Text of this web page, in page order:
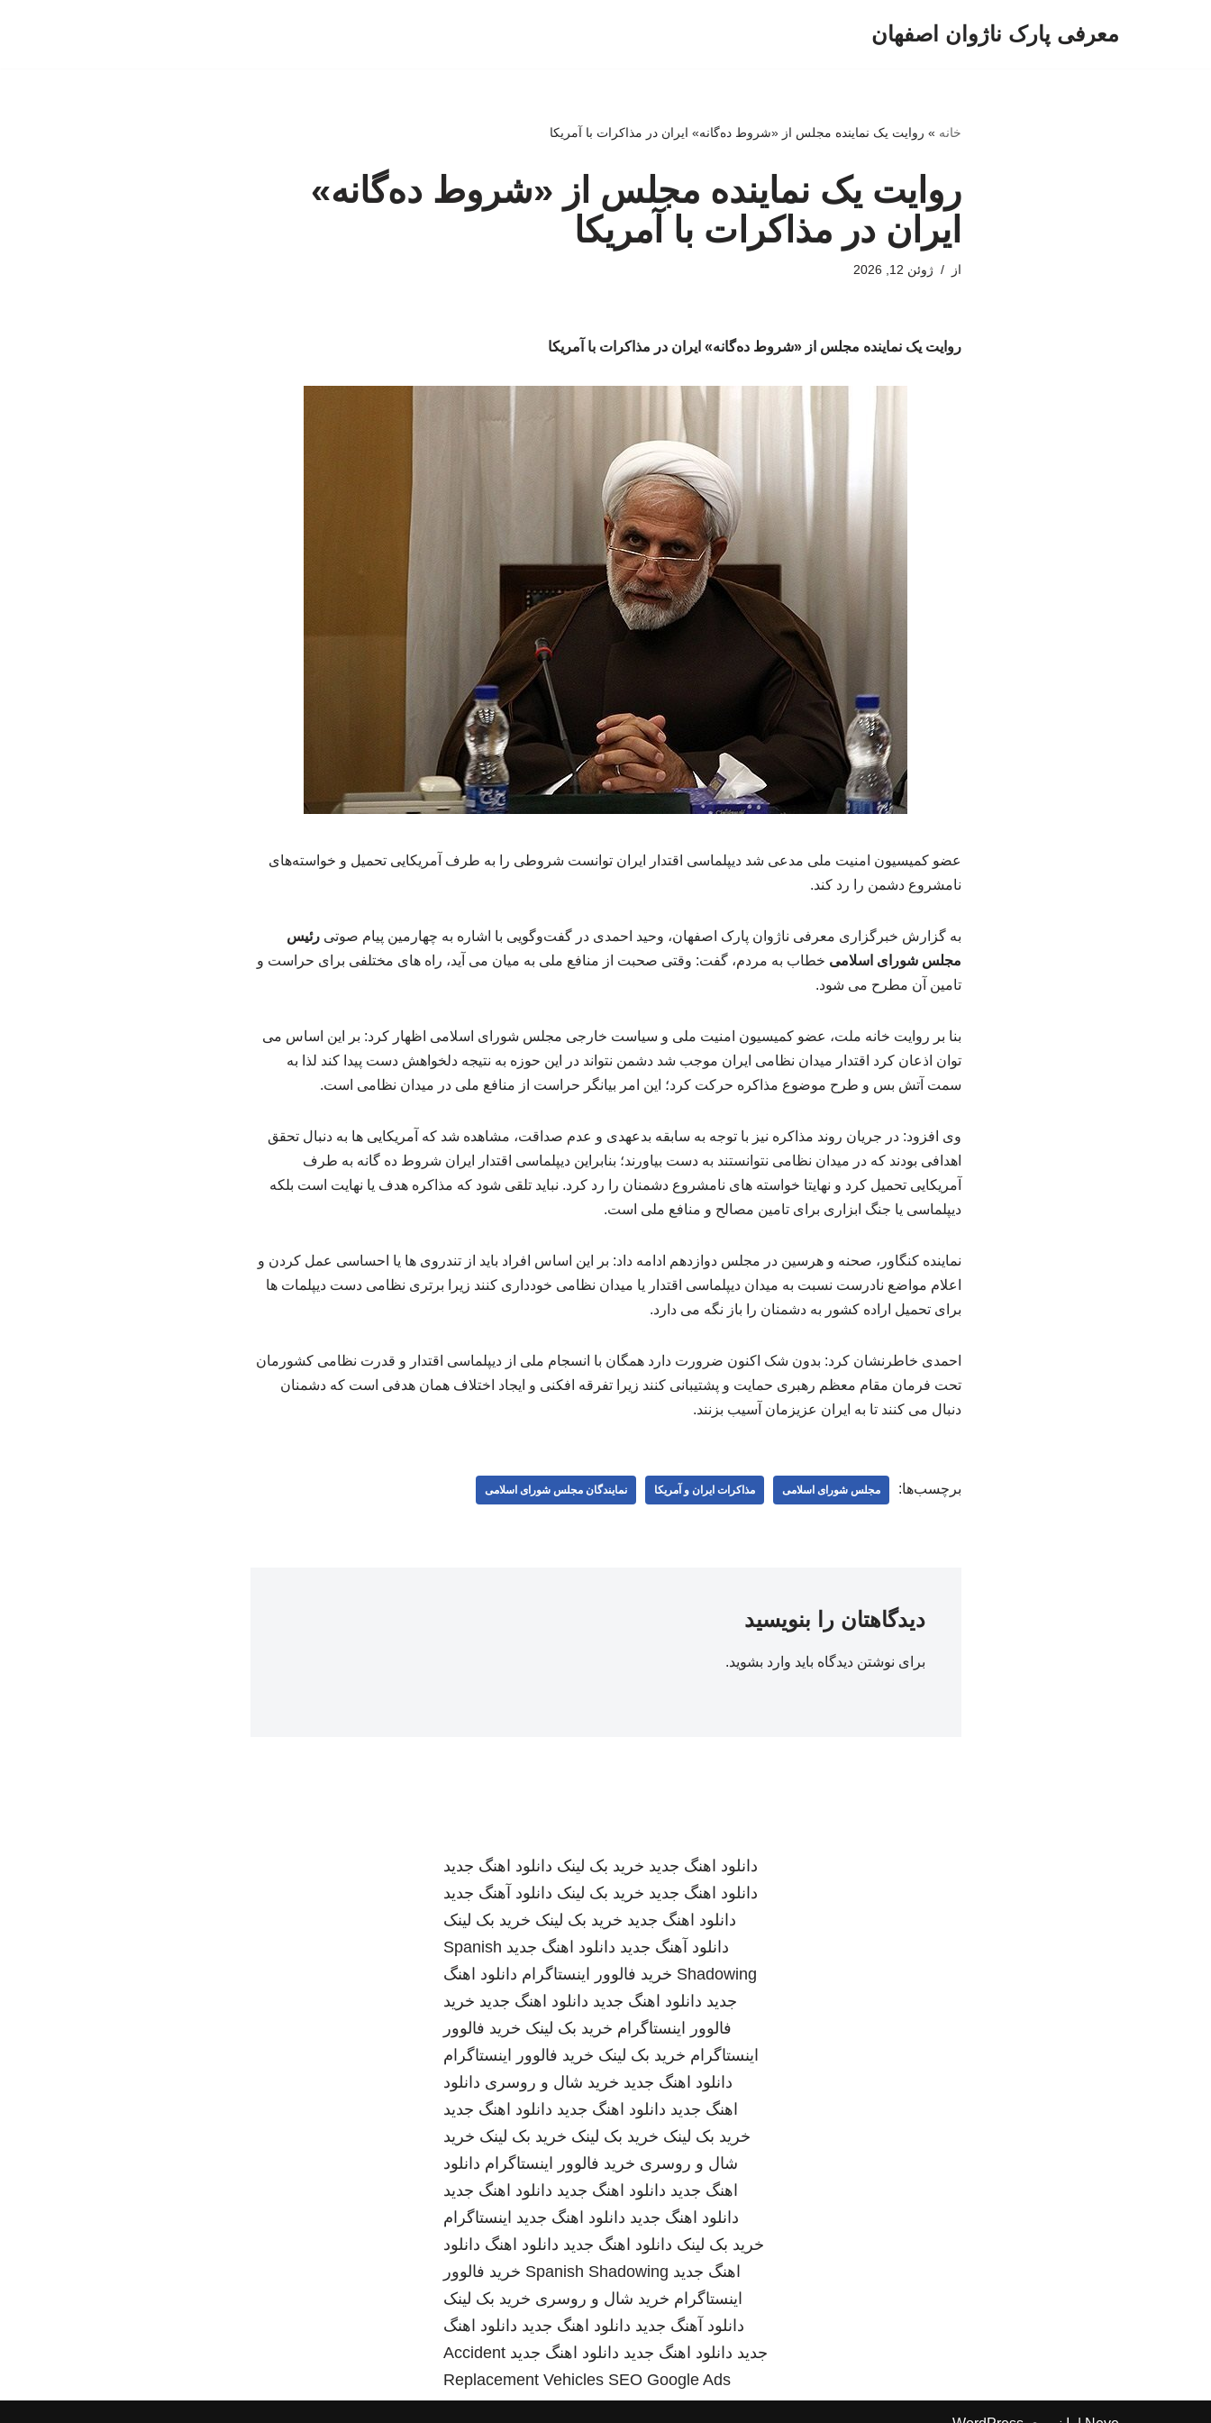
معرفی پارک ناژوان اصفهان
خانه » روایت یک نماینده مجلس از «شروط ده‌گانه» ایران در مذاکرات با آمریکا
روایت یک نماینده مجلس از «شروط ده‌گانه»
ایران در مذاکرات با آمریکا
از ژوئن 12, 2026
روایت یک نماینده مجلس از «شروط ده‌گانه» ایران در مذاکرات با آمریکا
عضو کمیسیون امنیت ملی مدعی شد دیپلماسی اقتدار ایران توانست شروطی را به طرف آمریکایی تحمیل و خواسته‌های
نامشروع دشمن را رد کند.
به گزارش خبرگزاری معرفی ناژوان پارک اصفهان، وحید احمدی در گفت‌وگویی با اشاره به چهارمین پیام صوتی رئیس
مجلس شورای اسلامی خطاب به مردم، گفت: وقتی صحبت از منافع ملی به میان می آید، راه های مختلفی برای حراست و
تامین آن مطرح می شود.
بنا بر روایت خانه ملت، عضو کمیسیون امنیت ملی و سیاست خارجی مجلس شورای اسلامی اظهار کرد: بر این اساس می
توان اذعان کرد اقتدار میدان نظامی ایران موجب شد دشمن نتواند در این حوزه به نتیجه دلخواهش دست پیدا کند لذا به
سمت آتش بس و طرح موضوع مذاکره حرکت کرد؛ این امر بیانگر حراست از منافع ملی در میدان نظامی است.
وی افزود: در جریان روند مذاکره نیز با توجه به سابقه بدعهدی و عدم صداقت، مشاهده شد که آمریکایی ها به دنبال تحقق
اهدافی بودند که در میدان نظامی نتوانستند به دست بیاورند؛ بنابراین دیپلماسی اقتدار ایران شروط ده گانه به طرف
آمریکایی تحمیل کرد و نهایتا خواسته های نامشروع دشمنان را رد کرد. نباید تلقی شود که مذاکره هدف یا نهایت است بلکه
دیپلماسی یا جنگ ابزاری برای تامین مصالح و منافع ملی است.
نماینده کنگاور، صحنه و هرسین در مجلس دوازدهم ادامه داد: بر این اساس افراد باید از تندروی ها یا احساسی عمل کردن و
اعلام مواضع نادرست نسبت به میدان دیپلماسی اقتدار یا میدان نظامی خودداری کنند زیرا برتری نظامی دست دیپلمات ها
برای تحمیل اراده کشور به دشمنان را باز نگه می دارد.
احمدی خاطرنشان کرد: بدون شک اکنون ضرورت دارد همگان با انسجام ملی از دیپلماسی اقتدار و قدرت نظامی کشورمان
تحت فرمان مقام معظم رهبری حمایت و پشتیبانی کنند زیرا تفرقه افکنی و ایجاد اختلاف همان هدفی است که دشمنان
دنبال می کنند تا به ایران عزیزمان آسیب بزنند.
برچسب‌ها: مجلس شورای اسلامی مذاکرات ایران و آمریکا نمایندگان مجلس شورای اسلامی
دیدگاهتان را بنویسید
برای نوشتن دیدگاه باید وارد بشوید.
دانلود اهنگ جدید خرید بک لینک دانلود اهنگ جدید
دانلود اهنگ جدید خرید بک لینک دانلود آهنگ جدید
دانلود اهنگ جدید خرید بک لینک خرید بک لینک
دانلود آهنگ جدید دانلود اهنگ جدید Spanish
Shadowing خرید فالوور اینستاگرام دانلود اهنگ
جدید دانلود اهنگ جدید دانلود اهنگ جدید خرید
فالوور اینستاگرام خرید بک لینک خرید فالوور
اینستاگرام خرید بک لینک خرید فالوور اینستاگرام
دانلود اهنگ جدید خرید شال و روسری دانلود
اهنگ جدید دانلود اهنگ جدید دانلود اهنگ جدید
خرید بک لینک خرید بک لینک خرید بک لینک خرید
شال و روسری خرید فالوور اینستاگرام دانلود
اهنگ جدید دانلود اهنگ جدید دانلود اهنگ جدید
دانلود اهنگ جدید دانلود اهنگ جدید اینستاگرام
خرید بک لینک دانلود اهنگ جدید دانلود اهنگ دانلود
اهنگ جدید Spanish Shadowing خرید فالوور
اینستاگرام خرید شال و روسری خرید بک لینک
دانلود آهنگ جدید دانلود اهنگ جدید دانلود اهنگ
جدید دانلود اهنگ جدید دانلود اهنگ جدید Accident
Replacement Vehicles SEO Google Ads